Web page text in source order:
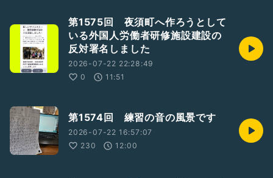
第1575回 夜須町へ作ろうとして
いる外国人労働者研修施設建設の
反対署名しました
2026-07-22 22:28:49
0
11:51
第1574回 練習の音の風景です
2026-07-22 16:57:07
230
12:00